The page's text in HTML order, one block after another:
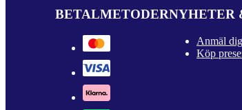
BETALMETODERNYHETER
Anmäl
Köp